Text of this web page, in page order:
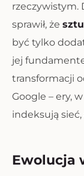
rzeczywistym.
sprawił, że
być tylko
jej
transformacji
Google – ery,
indeksują sieć,
Ewolucja